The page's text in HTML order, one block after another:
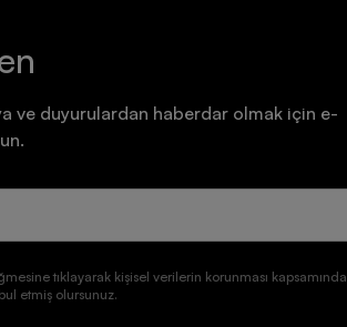
ve duyurulardan haberdar olmak için e-
tıklayarak kişisel verilerin korunması kapsamında
etmiş olursunuz.